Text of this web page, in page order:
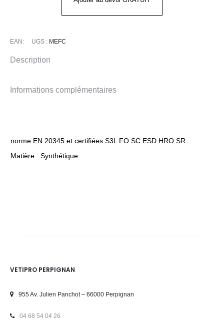
New
EAN: UGS : MEFC
Description
Informations complémentaires
norme EN 20345 et certifiées S3L FO SC ESD HRO SR.
Matière : Synthétique
VETIPRO PERPIGNAN
955 Av. Julien Panchot – 66000 Perpignan
04 68 54 04 26